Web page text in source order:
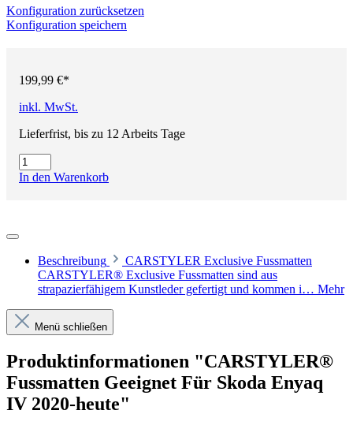
Konfiguration zurücksetzen
Konfiguration speichern
199,99 €*
inkl. MwSt.
Lieferfrist, bis zu 12 Arbeits Tage
In den Warenkorb
Beschreibung
CARSTYLER Exclusive Fussmatten
CARSTYLER® Exclusive Fussmatten sind aus
strapazierfähigem Kunstleder gefertigt und kommen i… Mehr
Menü schließen
Produktinformationen "CARSTYLER®
Fussmatten Geeignet Für Skoda Enyaq
IV 2020-heute"